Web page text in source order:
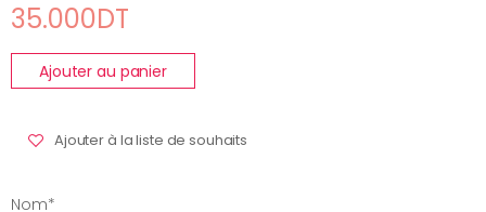
35.000DT
Ajouter au panier
Ajouter à la liste de souhaits
Nom*